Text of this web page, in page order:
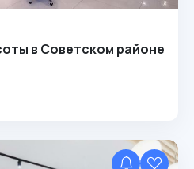
в Советском районе